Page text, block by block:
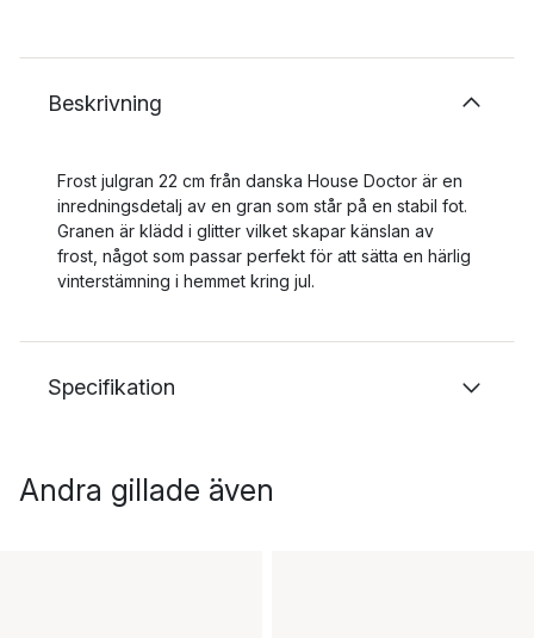
Beskrivning
Frost julgran 22 cm från danska House Doctor är en
inredningsdetalj av en gran som står på en stabil fot.
Granen är klädd i glitter vilket skapar känslan av
frost, något som passar perfekt för att sätta en härlig
vinterstämning i hemmet kring jul.
Specifikation
Andra gillade även